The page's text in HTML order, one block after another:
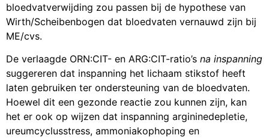
bloedvatverwijding zou passen bij de hypothese van
Wirth/Scheibenbogen dat bloedvaten vernauwd zijn bij
ME/cvs.
De verlaagde ORN:CIT- en ARG:CIT-ratio’s na inspanning
suggereren dat inspanning het lichaam stikstof heeft
laten gebruiken ter ondersteuning van de bloedvaten.
Hoewel dit een gezonde reactie zou kunnen zijn, kan
het er ook op wijzen dat inspanning argininedepletie,
ureumcyclusstress, ammoniakophoping en